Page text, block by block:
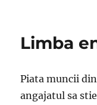
Limba
Piata muncii
angajatul sa